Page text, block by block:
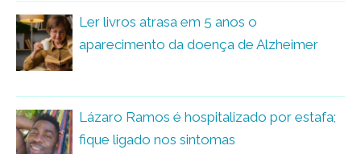
Ler livros atrasa em 5 anos o
aparecimento da doença de Alzheimer
Lázaro Ramos é hospitalizado por estafa;
fique ligado nos sintomas